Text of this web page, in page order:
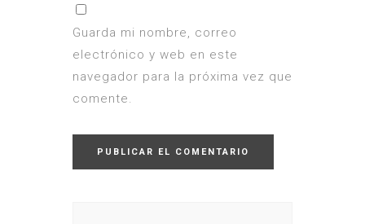
Guarda mi nombre, correo
electrónico y web en este
navegador para la próxima vez que
comente.